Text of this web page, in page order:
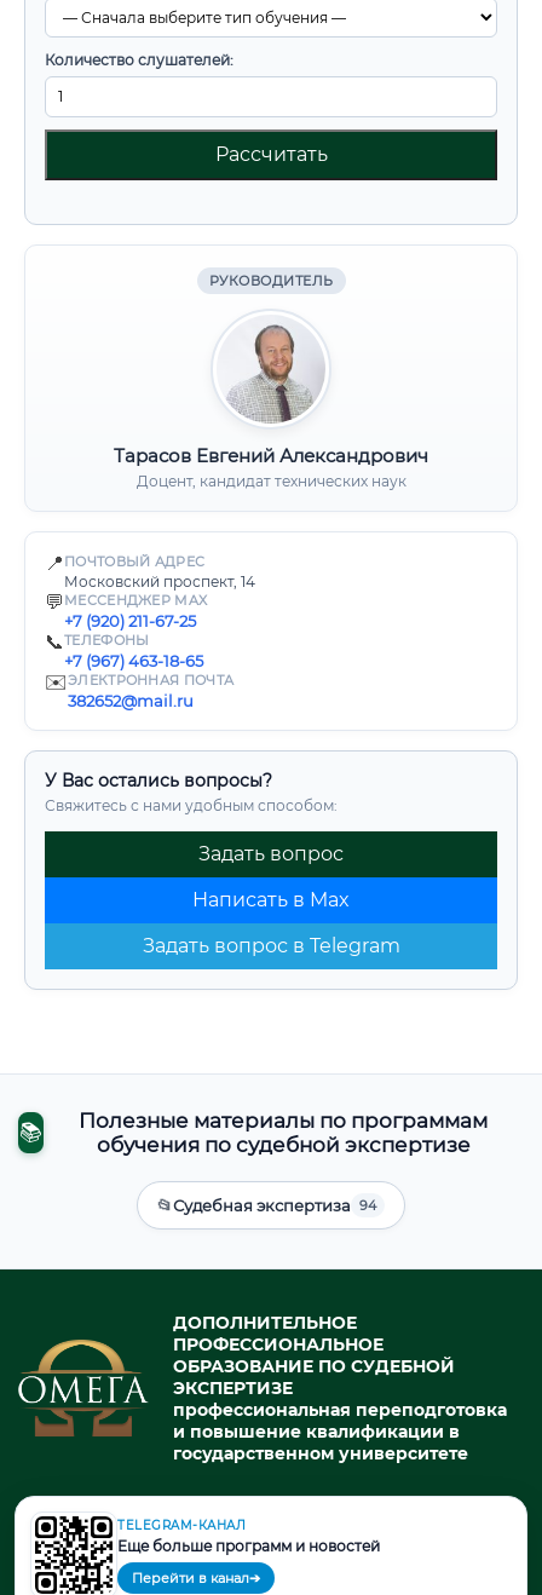
Количество слушателей:
Рассчитать
РУКОВОДИТЕЛЬ
Тарасов Евгений Александрович
Доцент, кандидат технических наук
📍 ПОЧТОВЫЙ АДРЕС
Московский проспект, 14
💬 МЕССЕНДЖЕР MAX
+7 (920) 211-67-25
📞ТЕЛЕФОНЫ
+7 (967) 463-18-65
✉️ЭЛЕКТРОННАЯ ПОЧТА
382652@mail.ru
У Вас остались вопросы?
Свяжитесь с нами удобным способом:
Задать вопрос
Написать в Max
Задать вопрос в Telegram
📚
Полезные материалы по программам
обучения по судебной экспертизе
📂Судебная экспертиза 94
ДОПОЛНИТЕЛЬНОЕ
ПРОФЕССИОНАЛЬНОЕ
ОБРАЗОВАНИЕ ПО СУДЕБНОЙ
ЭКСПЕРТИЗЕ
профессиональная переподготовка
и повышение квалификации в
государственном университете
© 2026. При использовании материалов портала активная ссылка
на источник обязательна.
TELEGRAM-КАНАЛ
Еще больше программ и новостей
Перейти в канал➔